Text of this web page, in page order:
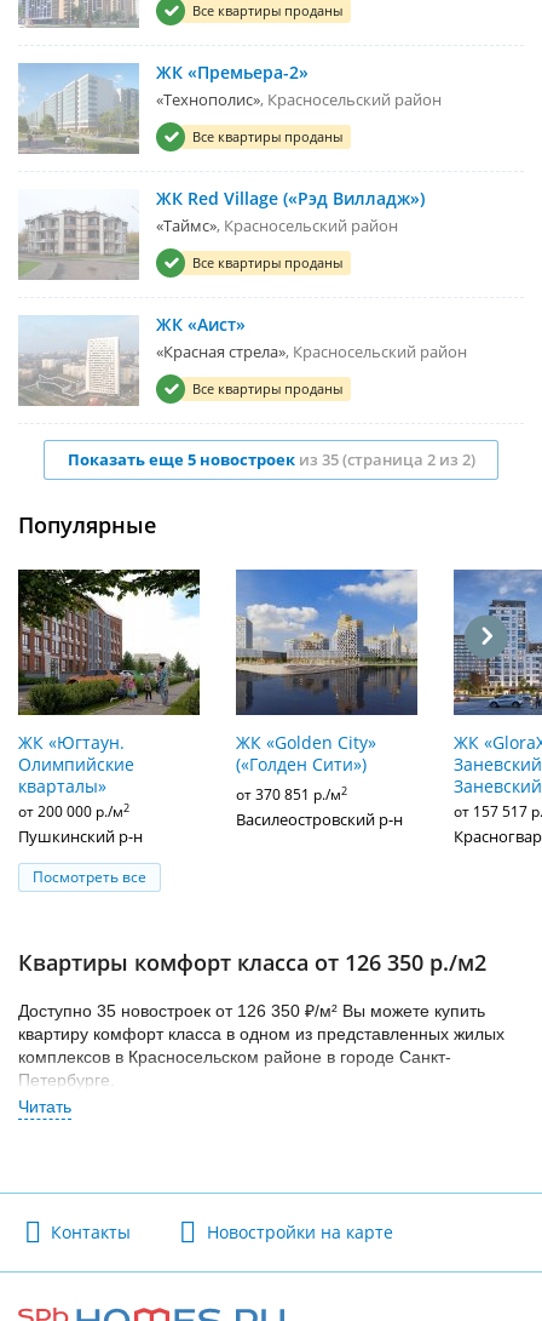
Все квартиры проданы
ЖК «Премьера-2»
«Технополис» Красносельский район
Все квартиры проданы
ЖК Red Village («Рэд Вилладж»)
«Таймс» Красносельский район
Все квартиры проданы
ЖК «Аист»
«Красная стрела» Красносельский район
Все квартиры проданы
Показать еще 5 новостроек из 35 (страница 2 из 2)
Популярные
ЖК «Югтаун.
Олимпийские
кварталы»
от 200 000 р./м2
Пушкинский р-н
ЖК «Golden City»
(«Голден Сити»)
от 370 851 р./м2
Василеостровский р-н
ЖК
от 157 517
Посмотреть все
Квартиры комфорт класса от 126 350 р./м2
Доступно 35 новостроек от 126 350 ₽/м² Вы можете купить
квартиру комфорт класса в одном из представленных жилых
комплексов в Красносельском районе в городе Санкт-
Петербурге.
На ваш выбор представлены квартиры студии,
29.3 млн руб. Цена прежде всего зависит от расположения и
квартиры находятся в локациях в развитой инфраструктурой.
Подберите оптимальную новостройку комфорт класса в
Контакты Новостройки на карте